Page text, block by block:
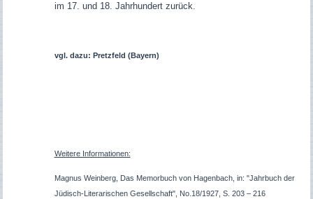
im 17. und 18. Jahrhundert zurück.
vgl. dazu: Pretzfeld (Bayern)
Weitere Informationen:
Magnus Weinberg, Das Memorbuch von Hagenbach, in: "Jahrbuch der
Jüdisch-Literarischen Gesellschaft", No.18/1927, S. 203 – 216